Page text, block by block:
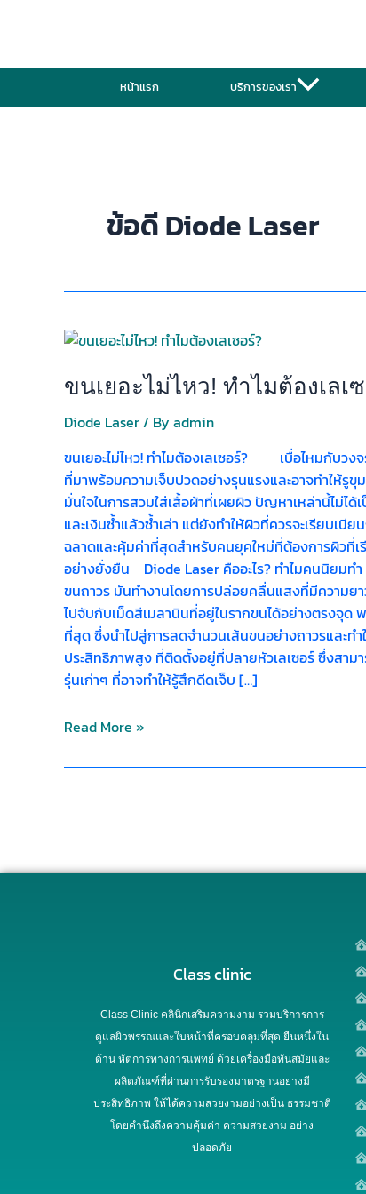
หน้าแรก บริการของเรา
ข้อดี Diode Laser
ขนเยอะไม่ไหว! ทำไมต้องเลเ
Diode Laser/ By admin
ขนเยอะไม่ไหว! ทำไมต้องเลเซอร์? เบื่อไหมกับวง
ที่มาพร้อมความเจ็บปวดอย่างรุนแรงและอาจทำให้
มั่นใจในการสวมใส่เสื้อผ้าที่เผยผิว ปัญหาเหล่านี้ไม่
และเงินซ้ำแล้วซ้ำเล่า แต่ยังทำให้ผิวที่ควรจะเรียบเ
ฉลาดและคุ้มค่าที่สุดสำหรับคนยุคใหม่ที่ต้องการผิวที่เ
อย่างยั่งยืน Diode Laser คืออะไร? ทำไมคนนิยมท
ขนถาวร มันทำงานโดยการปล่อยคลื่นแสงที่มีความย
ไปจับกับเม็ดสีเมลานินที่อยู่ในรากขนได้อย่างตรงจุด
ที่สุด ซึ่งนำไปสู่การลดจำนวนเส้นขนอย่างถาวรและ
ประสิทธิภาพสูง ที่ติดตั้งอยู่ที่ปลายหัวเลเซอร์ ซึ่งสา
รุ่นเก่าๆ ที่อาจทำให้รู้สึกดีดเจ็บ […]
ขน
ไม่
ทำไม
เลเซอร์?
Read More »
Class clinic
Class Clinic คลินิกเสริมความงาม รวมบริการการ
ดูแลผิวพรรณและใบหน้าที่ครอบคลุมที่สุด ยืนหนึ่งใน
ด้าน หัตการทางการแพทย์ ด้วยเครื่องมือทันสมัยและ
ผลิตภัณฑ์ที่ผ่านการรับรองมาตรฐานอย่างมี
ประสิทธิภาพ ให้ได้ความสวยงามอย่างเป็น ธรรมชาติ
โดยคำนึงถึงความคุ้มค่า ความสวยงาม อย่าง
ปลอดภัย